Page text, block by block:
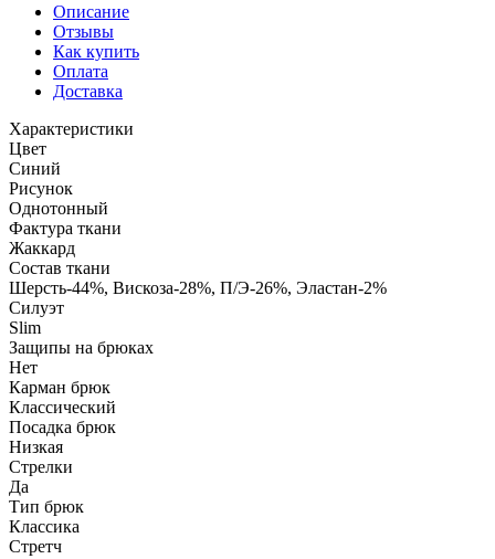
Описание
Отзывы
Как купить
Оплата
Доставка
Характеристики
Цвет
Синий
Рисунок
Однотонный
Фактура ткани
Жаккард
Состав ткани
Шерсть-44%, Вискоза-28%, П/Э-26%, Эластан-2%
Силуэт
Slim
Защипы на брюках
Нет
Карман брюк
Классический
Посадка брюк
Низкая
Стрелки
Да
Тип брюк
Классика
Стретч